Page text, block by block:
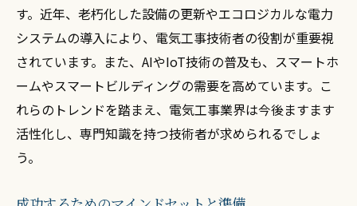
法的トラブルを避けるための注意点
効果的な事業計画で電気工事開業を成功へ導く
電気工事事業計画の基本構成とは
競争力を高めるための差別化戦略
収益性を確保するための価格設定と見積も
り
マーケティング戦略で顧客を引き寄せる
す。近年、老朽化した設備の更新やエコロジカルな電力
システムの導入により、電気工事技術者の役割が重要視
されています。また、AIやIoT技術の普及も、スマートホ
ームやスマートビルディングの需要を高めています。こ
れらのトレンドを踏まえ、電気工事業界は今後ますます
活性化し、専門知識を持つ技術者が求められるでしょ
う。